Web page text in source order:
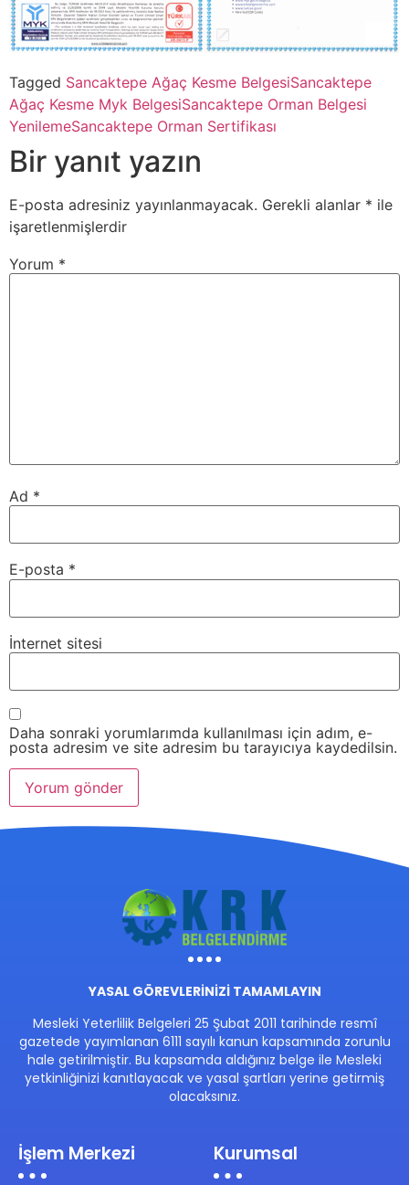
Tagged Sancaktepe Ağaç Kesme BelgesiSancaktepe
Ağaç Kesme Myk BelgesiSancaktepe Orman Belgesi
YenilemeSancaktepe Orman Sertifikası
Bir yanıt yazın
E-posta adresiniz yayınlanmayacak. Gerekli alanlar * ile
işaretlenmişlerdir
Yorum *
Ad *
E-posta *
İnternet sitesi
Daha sonraki yorumlarımda kullanılması için adım, e-
posta adresim ve site adresim bu tarayıcıya kaydedilsin.
YASAL GÖREVLERİNİZİ TAMAMLAYIN
Mesleki Yeterlilik Belgeleri 25 Şubat 2011 tarihinde resmî
gazetede yayımlanan 6111 sayılı kanun kapsamında zorunlu
hale getirilmiştir. Bu kapsamda aldığınız belge ile Mesleki
yetkinliğinizi kanıtlayacak ve yasal şartları yerine getirmiş
olacaksınız.
İşlem Merkezi Kurumsal